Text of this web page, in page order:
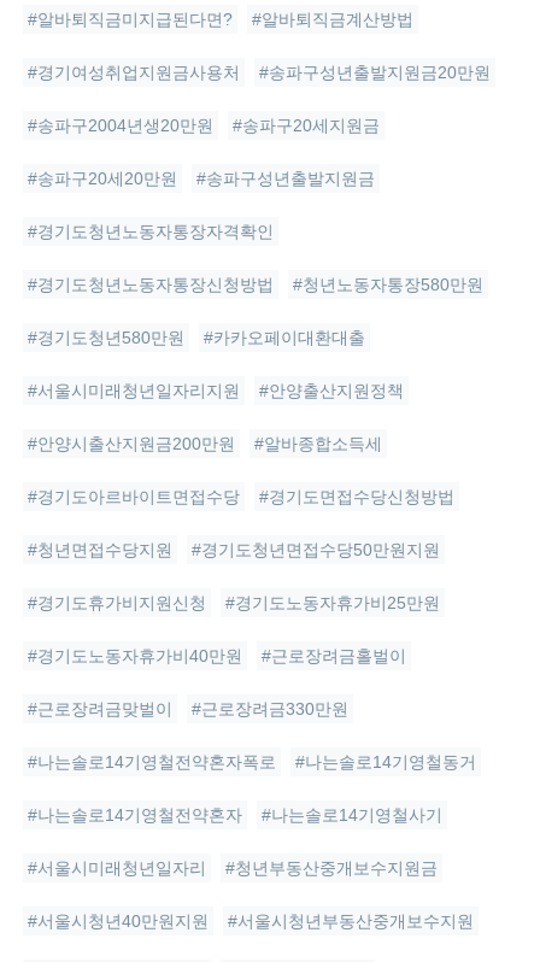
#알바퇴직금미지급된다면? #알바퇴직금계산방법
#경기여성취업지원금사용처 #송파구성년출발지원금20만원
#송파구2004년생20만원 #송파구20세지원금
#송파구20세20만원 #송파구성년출발지원금
#경기도청년노동자통장자격확인
#경기도청년노동자통장신청방법 #청년노동자통장580만원
#경기도청년580만원 #카카오페이대환대출
#서울시미래청년일자리지원 #안양출산지원정책
#안양시출산지원금200만원 #알바종합소득세
#경기도아르바이트면접수당 #경기도면접수당신청방법
#청년면접수당지원 #경기도청년면접수당50만원지원
#경기도휴가비지원신청 #경기도노동자휴가비25만원
#경기도노동자휴가비40만원 #근로장려금홀벌이
#근로장려금맞벌이 #근로장려금330만원
#나는솔로14기영철전약혼자폭로 #나는솔로14기영철동거
#나는솔로14기영철전약혼자 #나는솔로14기영철사기
#서울시미래청년일자리 #청년부동산중개보수지원금
#서울시청년40만원지원 #서울시청년부동산중개보수지원